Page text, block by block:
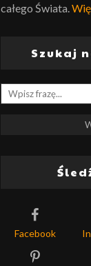
całego Świata.
Szukaj
Facebook